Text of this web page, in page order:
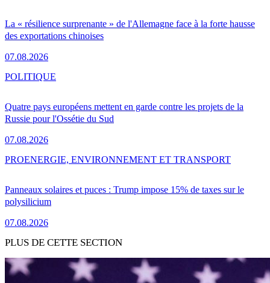
La « résilience surprenante » de l'Allemagne face à la forte hausse
des exportations chinoises
07.08.2026
Quatre pays européens mettent en garde contre les projets de la
Russie pour l'Ossétie du Sud
07.08.2026
POLITIQUE
Panneaux solaires et puces : Trump impose 15% de taxes sur le
polysilicium
07.08.2026
PROENERGIE, ENVIRONNEMENT ET TRANSPORT
PLUS DE CETTE SECTION